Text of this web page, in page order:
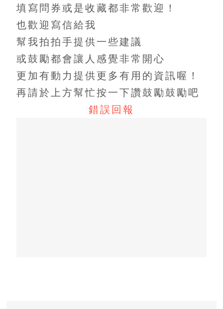
填寫問券或是收藏都非常歡迎！
也歡迎寫信給我
幫我拍拍手提供一些建議
或鼓勵都會讓人感覺非常開心
更加有動力提供更多有用的資訊喔！
再請於上方幫忙按一下讚鼓勵鼓勵吧
錯誤回報